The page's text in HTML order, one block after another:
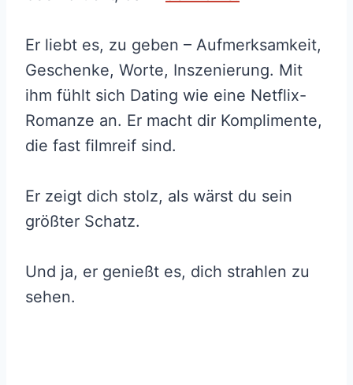
Er liebt es, zu geben – Aufmerksamkeit,
Geschenke, Worte, Inszenierung. Mit
ihm fühlt sich Dating wie eine Netflix-
Romanze an. Er macht dir Komplimente,
die fast filmreif sind.
Er zeigt dich stolz, als wärst du sein
größter Schatz.
Und ja, er genießt es, dich strahlen zu
sehen.